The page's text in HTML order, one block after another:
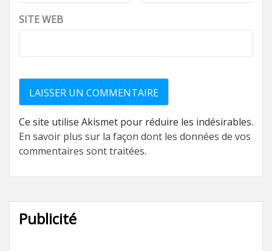
SITE WEB
Ce site utilise Akismet pour réduire les indésirables.
En savoir plus sur la façon dont les données de vos
commentaires sont traitées.
Publicité